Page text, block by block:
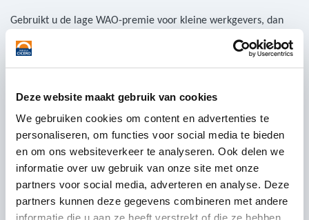
Deze website maakt gebruik van cookies
We gebruiken cookies om content en advertenties te
personaliseren, om functies voor social media te bieden
en om ons websiteverkeer te analyseren. Ook delen we
informatie over uw gebruik van onze site met onze
partners voor social media, adverteren en analyse. Deze
partners kunnen deze gegevens combineren met andere
informatie die u aan ze heeft verstrekt of die ze hebben
Gebruikt u de lage WAO-premie voor kleine werkgevers, dan
-beschikking 2022 voor kleine werkgevers
te hebben ontvangen.
moment de percentages van kleine werkgever toepast. Dit kan
leiden tot een vervelende correctie.
Wanneer u als kleine werkgever de hoge premie gebruikt, dan
geeft u een te hoge premie aan.
Bron: Uwv.nl